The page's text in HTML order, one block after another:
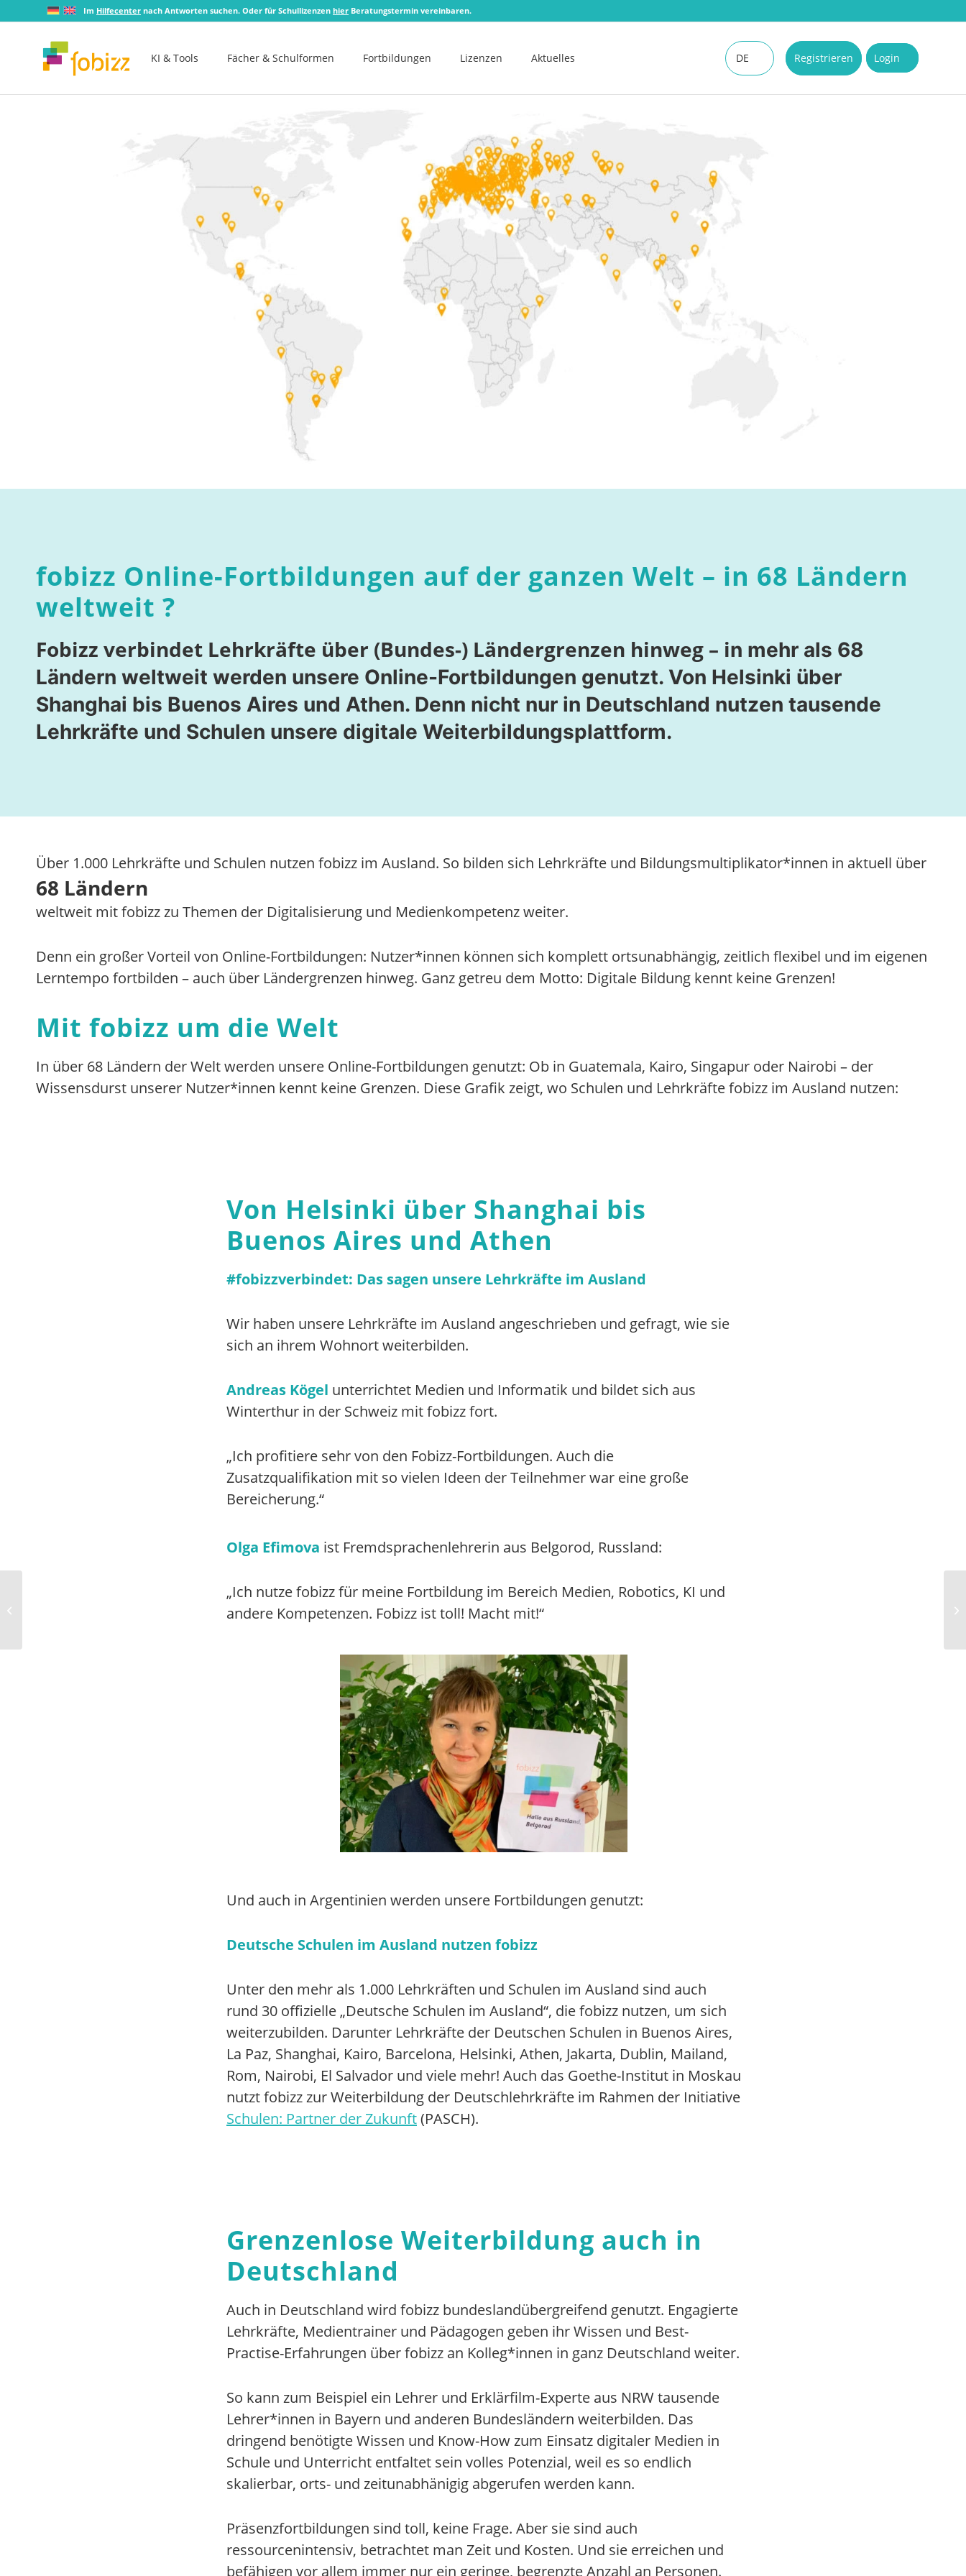
Im Hilfecenter nach Antworten suchen. Oder für Schullizenzen hier Beratungstermin vereinbaren.
KI & Tools Fächer & Schulformen Fortbildungen Lizenzen Aktuelles Registrieren Login
DE
fobizz Online-Fortbildungen auf der ganzen Welt – in 68 Ländern
weltweit ?
Fobizz verbindet Lehrkräfte über (Bundes-) Ländergrenzen hinweg – in mehr als 68
Ländern weltweit werden unsere Online-Fortbildungen genutzt. Von Helsinki über
Shanghai bis Buenos Aires und Athen. Denn nicht nur in Deutschland nutzen tausende
Lehrkräfte und Schulen unsere digitale Weiterbildungsplattform.
Über 1.000 Lehrkräfte und Schulen nutzen fobizz im Ausland. So bilden sich Lehrkräfte und Bildungsmultiplikator*innen in aktuell über
68 Ländern
weltweit mit fobizz zu Themen der Digitalisierung und Medienkompetenz weiter.
Denn ein großer Vorteil von Online-Fortbildungen: Nutzer*innen können sich komplett ortsunabhängig, zeitlich flexibel und im eigenen
Lerntempo fortbilden – auch über Ländergrenzen hinweg. Ganz getreu dem Motto: Digitale Bildung kennt keine Grenzen!
Mit fobizz um die Welt
In über 68 Ländern der Welt werden unsere Online-Fortbildungen genutzt: Ob in Guatemala, Kairo, Singapur oder Nairobi – der
Wissensdurst unserer Nutzer*innen kennt keine Grenzen. Diese Grafik zeigt, wo Schulen und Lehrkräfte fobizz im Ausland nutzen:
Von Helsinki über Shanghai bis
Buenos Aires und Athen
#fobizzverbindet: Das sagen unsere Lehrkräfte im Ausland
Wir haben unsere Lehrkräfte im Ausland angeschrieben und gefragt, wie sie
sich an ihrem Wohnort weiterbilden.
Andreas Kögel unterrichtet Medien und Informatik und bildet sich aus
Winterthur in der Schweiz mit fobizz fort.
„Ich profitiere sehr von den Fobizz-Fortbildungen. Auch die
Zusatzqualifikation mit so vielen Ideen der Teilnehmer war eine große
Bereicherung.“
Olga Efimova ist Fremdsprachenlehrerin aus Belgorod, Russland:
„Ich nutze fobizz für meine Fortbildung im Bereich Medien, Robotics, KI und
andere Kompetenzen. Fobizz ist toll! Macht mit!“
Und auch in Argentinien werden unsere Fortbildungen genutzt:
Deutsche Schulen im Ausland nutzen fobizz
Unter den mehr als 1.000 Lehrkräften und Schulen im Ausland sind auch
rund 30 offizielle „Deutsche Schulen im Ausland“, die fobizz nutzen, um sich
weiterzubilden. Darunter Lehrkräfte der Deutschen Schulen in Buenos Aires,
La Paz, Shanghai, Kairo, Barcelona, Helsinki, Athen, Jakarta, Dublin, Mailand,
Rom, Nairobi, El Salvador und viele mehr! Auch das Goethe-Institut in Moskau
nutzt fobizz zur Weiterbildung der Deutschlehrkräfte im Rahmen der Initiative
Schulen: Partner der Zukunft(PASCH).
Grenzenlose Weiterbildung auch in
Deutschland
Auch in Deutschland wird fobizz bundeslandübergreifend genutzt. Engagierte
Lehrkräfte, Medientrainer und Pädagogen geben ihr Wissen und Best-
Practise-Erfahrungen über fobizz an Kolleg*innen in ganz Deutschland weiter.
So kann zum Beispiel ein Lehrer und Erklärfilm-Experte aus NRW tausende
Lehrer*innen in Bayern und anderen Bundesländern weiterbilden. Das
dringend benötigte Wissen und Know-How zum Einsatz digitaler Medien in
Schule und Unterricht entfaltet sein volles Potenzial, weil es so endlich
skalierbar, orts- und zeitunabhänigig abgerufen werden kann.
Präsenzfortbildungen sind toll, keine Frage. Aber sie sind auch
ressourcenintensiv, betrachtet man Zeit und Kosten. Und sie erreichen und
befähigen vor allem immer nur ein geringe, begrenzte Anzahl an Personen.